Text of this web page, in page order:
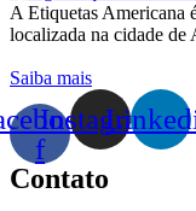
A Etiquetas Americana
localizada na cidade de
Saiba mais
f
Instagram
Contato